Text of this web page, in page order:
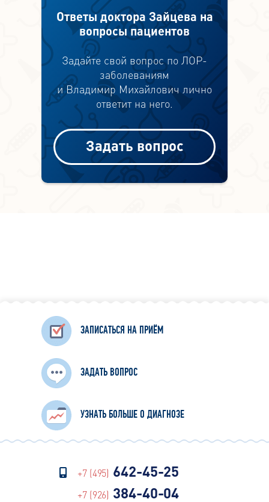
Ответы доктора Зайцева на
вопросы пациентов
Задайте свой вопрос по ЛОР-
заболеваниям
и Владимир Михайлович лично
ответит на него.
Задать вопрос
ЗАПИСАТЬСЯ НА ПРИЁМ
ЗАДАТЬ ВОПРОС
УЗНАТЬ БОЛЬШЕ О ДИАГНОЗЕ
+7 (495) 642-45-25
+7 (926) 384-40-04